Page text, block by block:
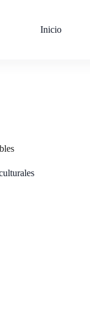
Inicio